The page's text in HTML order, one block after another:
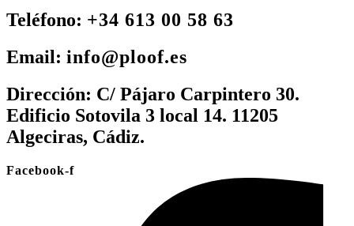
Teléfono: +34 613 00 58 63
Email: info@ploof.es
Dirección: C/ Pájaro Carpintero 30.
Edificio Sotovila 3 local 14. 11205
Algeciras, Cádiz.
Facebook-f